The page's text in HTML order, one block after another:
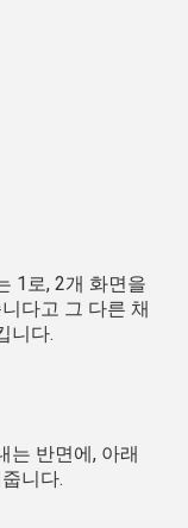
1로, 2개 화면을
다고 그 다른 채
니다.
는 반면에, 아래
니다.